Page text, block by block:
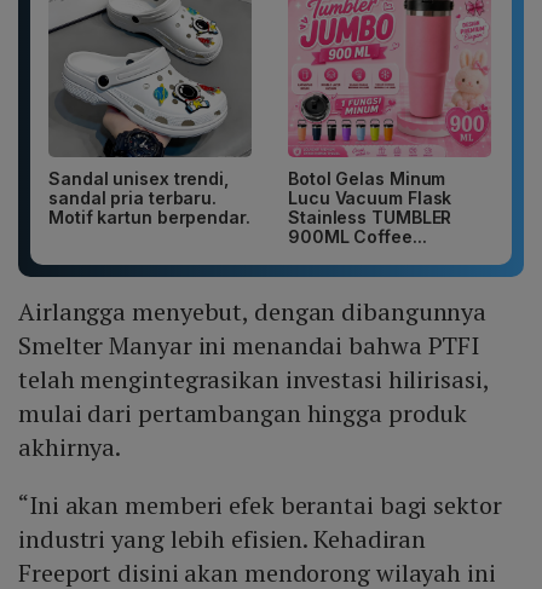
Sandal unisex trendi,
sandal pria terbaru.
Motif kartun berpendar.
Botol Gelas Minum
Lucu Vacuum Flask
Stainless TUMBLER
900ML Coffee...
Airlangga menyebut, dengan dibangunnya
Smelter Manyar ini menandai bahwa PTFI
telah mengintegrasikan investasi hilirisasi,
mulai dari pertambangan hingga produk
akhirnya.
“Ini akan memberi efek berantai bagi sektor
industri yang lebih efisien. Kehadiran
Freeport disini akan mendorong wilayah ini